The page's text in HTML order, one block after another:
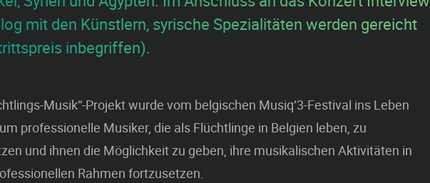
mit den Künstlern, syrische Spezialitäten werden gereicht
inbegriffen).
Musik“-Projekt wurde vom belgischen Musiq‘3-Festival ins Leben
professionelle Musiker, die als Flüchtlinge in Belgien leben, zu
und ihnen die Möglichkeit zu geben, ihre musikalischen Aktivitäten in
Rahmen fortzusetzen.